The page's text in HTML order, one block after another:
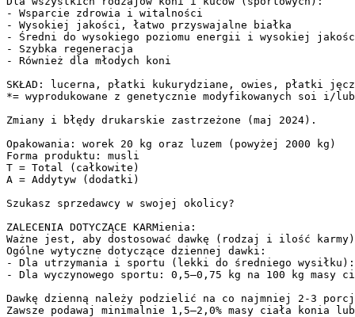
- Wsparcie zdrowia i witalności
- Wysokiej jakości, łatwo przyswajalne białka
- Średni do wysokiego poziomu energii i wysokiej
- Szybka regeneracja
- Również dla młodych koni
SKŁAD: lucerna, płatki kukurydziane, owies, płatki
*= wyprodukowane z genetycznie modyfikowanych soi i/
Zmiany i błędy drukarskie zastrzeżone (maj 2024).
Opakowania: worek 20 kg oraz luzem (powyżej 2000 kg)
Forma produktu: musli
T = Total (całkowite)
A = Addytyw (dodatki)
Szukasz sprzedawcy w swojej okolicy?
ZALECENIA DOTYCZĄCE KARMienia:
Ważne jest, aby dostosować dawkę (rodzaj i ilość
Ogólne wytyczne dotyczące dziennej dawki:
- Dla utrzymania i sportu (lekki do średniego
- Dla wyczynowego sportu: 0,5–0,75 kg na 100 kg masy
Dawkę dzienną należy podzielić na co najmniej 2-3
Zawsze podawaj minimalnie 1,5–2,0% masy ciała